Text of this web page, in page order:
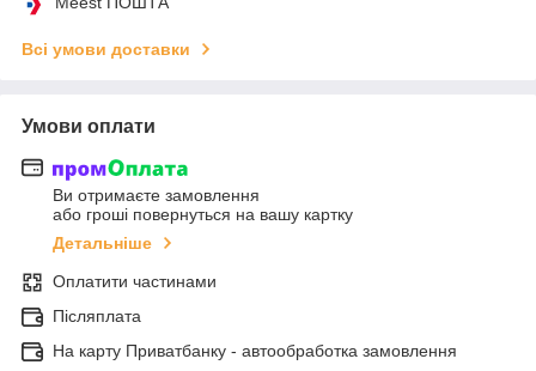
Всі умови доставки
Умови оплати
Ви отримаєте замовлення
або гроші повернуться на вашу картку
Детальніше
Оплатити частинами
Післяплата
На карту Приватбанку - автообработка замовлення